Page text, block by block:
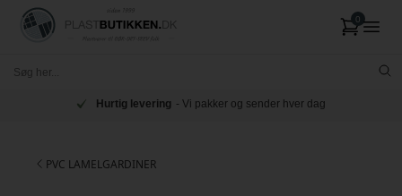
Hurtig levering - Vi pakker og sender hver dag
PVC LAMELGARDINER